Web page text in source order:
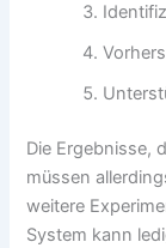
Die Ergebnisse,
müssen
weitere
System kann